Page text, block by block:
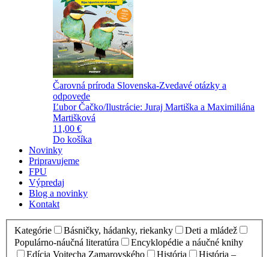
Čarovná príroda Slovenska-Zvedavé otázky a
odpovede
Ľubor Čačko/Ilustrácie: Juraj Martiška a Maximiliána
Martišková
11,00 €
Do košíka
Novinky
Pripravujeme
FPU
Výpredaj
Blog a novinky
Kontakt
Kategórie Básničky, hádanky, riekanky
Deti a mládež
Populárno-náučná literatúra
Encyklopédie a náučné knihy
Edícia Vojtecha Zamarovského
História História –